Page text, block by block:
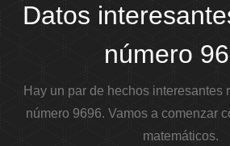
Datos
número
Hay un par de hechos interesantes
número 9696. Vamos a comenzar
matemáticos.